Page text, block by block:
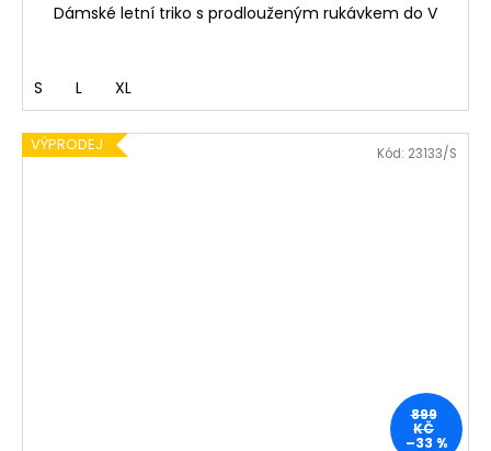
Dámské letní triko s prodlouženým rukávkem do V
S L XL
VÝPRODEJ
899
KČ
–33 %
Kód: 23133/S